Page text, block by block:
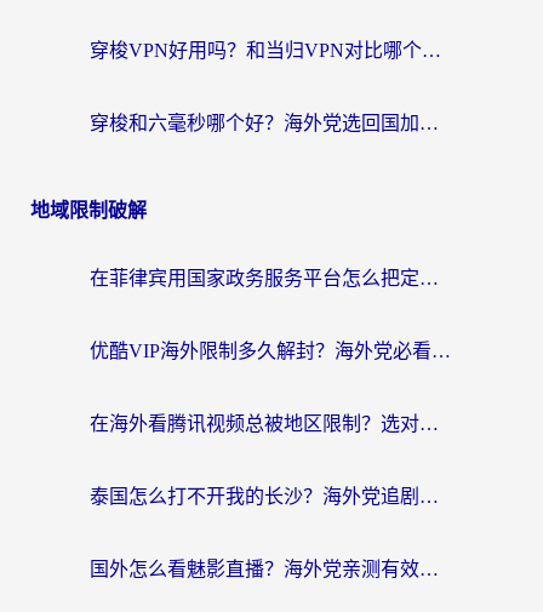
穿梭VPN好用吗？和当归VPN对比哪个回国效果更好？海外党亲测实用指南
穿梭和六毫秒哪个好？海外党选回国加速器的避坑指南，附番茄加速器实测
地域限制破解
在菲律宾用国家政务服务平台怎么把定位修改到中国国内？3步解决+海外看剧听歌全攻略
优酷VIP海外限制多久解封？海外党必看的跨区难题一站式解决指南
在海外看腾讯视频总被地区限制？选对回国加速器，还能解决泰国政务网和蜻蜓FM卡顿问题
泰国怎么打不开我的长沙？海外党追剧看片的破局指南
国外怎么看魅影直播？海外党亲测有效的回国加速指南（附听歌、看央视VIP技巧）